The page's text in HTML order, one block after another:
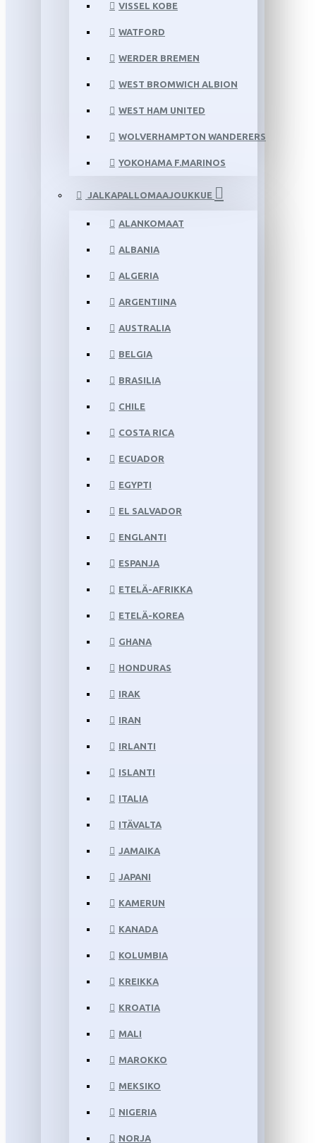
VISSEL KOBE
WATFORD
WERDER BREMEN
WEST BROMWICH ALBION
WEST HAM UNITED
WOLVERHAMPTON WANDERERS
YOKOHAMA F.MARINOS
JALKAPALLOMAAJOUKKUE
ALANKOMAAT
ALBANIA
ALGERIA
ARGENTIINA
AUSTRALIA
BELGIA
BRASILIA
CHILE
COSTA RICA
ECUADOR
EGYPTI
EL SALVADOR
ENGLANTI
ESPANJA
ETELÄ-AFRIKKA
ETELÄ-KOREA
GHANA
HONDURAS
IRAK
IRAN
IRLANTI
ISLANTI
ITALIA
ITÄVALTA
JAMAIKA
JAPANI
KAMERUN
KANADA
KOLUMBIA
KREIKKA
KROATIA
MALI
MAROKKO
MEKSIKO
NIGERIA
NORJA